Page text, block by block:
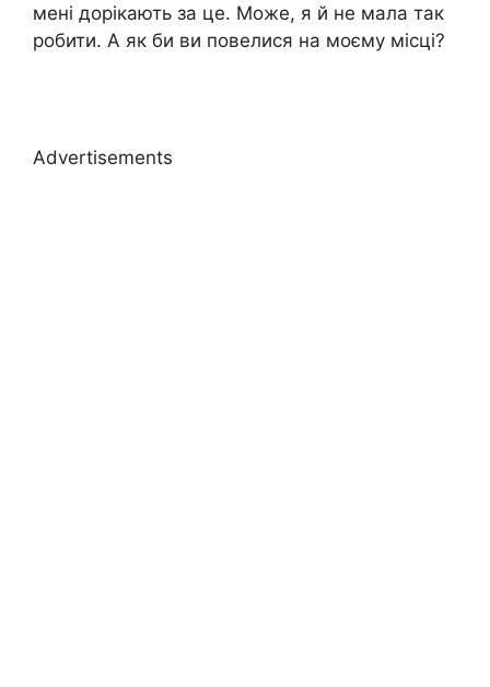
мені дорікають за це. Може, я й не мала так
робити. А як би ви повелися на моєму місці?
Advertisements